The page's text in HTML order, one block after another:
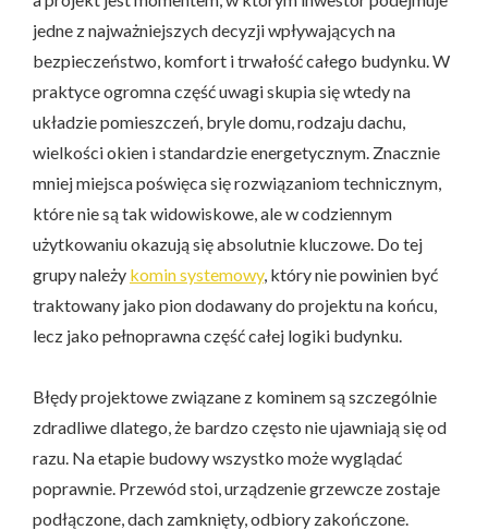
jedne z najważniejszych decyzji wpływających na
bezpieczeństwo, komfort i trwałość całego budynku. W
praktyce ogromna część uwagi skupia się wtedy na
układzie pomieszczeń, bryle domu, rodzaju dachu,
wielkości okien i standardzie energetycznym. Znacznie
mniej miejsca poświęca się rozwiązaniom technicznym,
które nie są tak widowiskowe, ale w codziennym
użytkowaniu okazują się absolutnie kluczowe. Do tej
grupy należy komin systemowy, który nie powinien być
traktowany jako pion dodawany do projektu na końcu,
lecz jako pełnoprawna część całej logiki budynku.
Błędy projektowe związane z kominem są szczególnie
zdradliwe dlatego, że bardzo często nie ujawniają się od
razu. Na etapie budowy wszystko może wyglądać
poprawnie. Przewód stoi, urządzenie grzewcze zostaje
podłączone, dach zamknięty, odbiory zakończone.